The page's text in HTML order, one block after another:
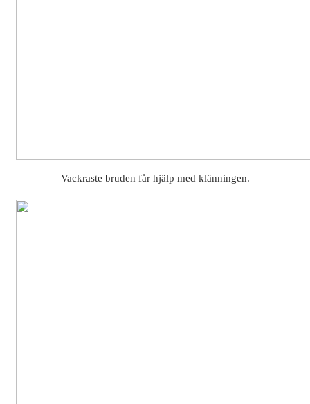
Vackraste bruden får hjälp med klänningen.